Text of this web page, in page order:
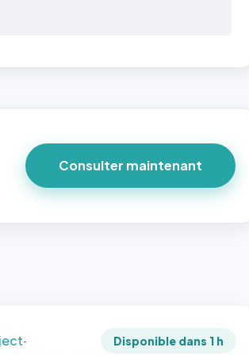
Consulter maintenant
par
1:1
à
Disponible dans 1 h